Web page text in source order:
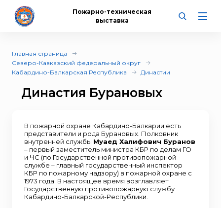
Пожарно-техническая
выставка
Главная страница
Северо-Кавказский федеральный округ
Кабардино-Балкарская Республика
Династии
Династия Бурановых
В пожарной охране Кабардино-Балкарии есть
представители и рода Бурановых. Полковник
внутренней службы Муаед Халифович Буранов
– первый заместитель министра КБР по делам ГО
и ЧС (по Государственной противопожарной
службе – главный государственный инспектор
КБР по пожарному надзору) в пожарной охране с
1973 года. В настоящее время возглавляет
Государственную противопожарную службу
Кабардино-Балкарской-Республики.